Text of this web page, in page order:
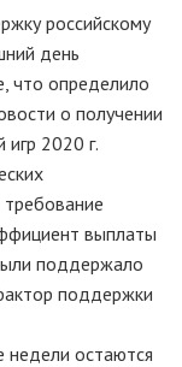
российскому
день
что определило
о получении
2020 г.
выплаты
поддержало
поддержки
остаются